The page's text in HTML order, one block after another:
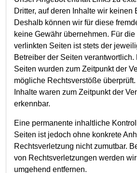
Dritter, auf deren Inhalte wir keinen
Deshalb können wir für diese
keine Gewähr übernehmen. Für
verlinkten Seiten ist stets der
Betreiber der Seiten verantwortlich.
Seiten wurden zum Zeitpunkt der
mögliche Rechtsverstöße
Inhalte waren zum Zeitpunkt der
erkennbar.
Eine permanente inhaltliche
Seiten ist jedoch ohne konkrete
Rechtsverletzung nicht zumutbar.
von Rechtsverletzungen werden
umgehend entfernen.